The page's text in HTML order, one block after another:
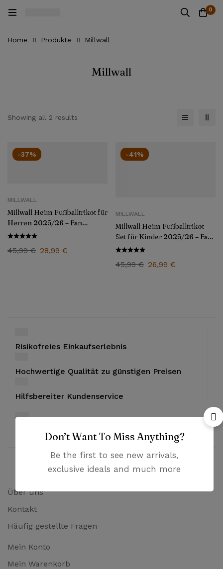
0
Home Produkte Millwall
Millwall
Showing all 2 results
-37%
MILLWALL
Millwall Heim Fußballtrikot für
Herren 2025/26 – Fan
Version
45,99€ 28,99 €
-41%
MILLWALL
Millwall Heim Fußballtrikot
Set für Kinder 2025/26 – Fan
Version
45,99€ 26,99 €
Risikofreies Einkaufserlebnis
Hochwertige Qualität zu günstigen Preisen
Hilfsbereiter Kundenservice
Bezahlung mit PayPal und Kreditkarten
Über uns
Kontakt
Häufig gestellte Fragen
Mein Konto
Mein Warenkorb
Don’t Want To Miss Anything?
Be the first to see new arrivals,
exclusive ideals and much more